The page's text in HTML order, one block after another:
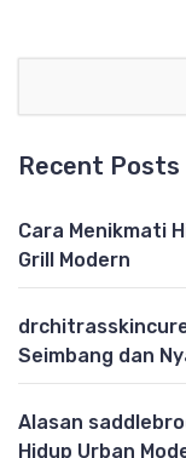
Recent Posts
Cara Menikmati
Grill Modern
Seimbang dan
Alasan
Hidup Urban